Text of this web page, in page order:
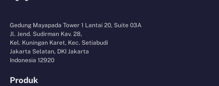
Gedung Mayapada Tower 1 Lantai 20, Suite 03A
Jl. Jend. Sudirman Kav. 28,
Kel. Kuningan Karet, Kec. Setiabudi
Jakarta Selatan, DKI Jakarta
Indonesia 12920
Produk